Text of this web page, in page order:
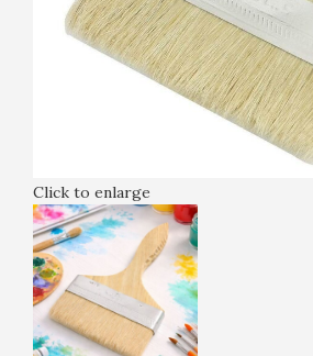
Click to enlarge